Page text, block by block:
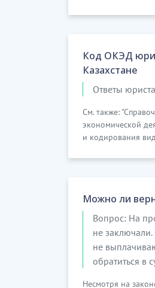
Код ОКЭД
Казахстане
Ответы
См. также:
экономической
и кодирования
Можно ли
Вопрос: На
не
не
обратиться в
Несмотря на